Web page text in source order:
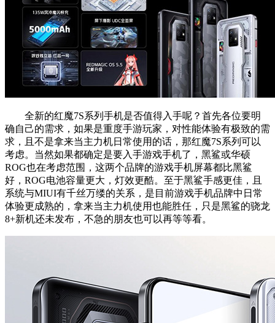
全新的红魔7S系列手机是否值得入手呢？首先各位要明
确自己的需求，如果是重度手游玩家，对性能体验有极致的需
求，且不是拿来当主力机日常使用的话，那红魔7S系列可以
考虑。当然如果都确定是要入手游戏手机了，黑鲨或华硕
ROG也在考虑范围，这两个品牌的游戏手机屏幕都比黑鲨
好，ROG电池容量更大，灯效更酷。至于黑鲨手感更佳，且
系统与MIUI有千丝万缕的关系，是目前游戏手机品牌中日常
体验更成熟的，拿来当主力机使用也能胜任，只是黑鲨的骁龙
8+新机还未发布，不急的朋友也可以再等等看。